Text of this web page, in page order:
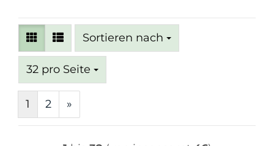
Sortieren nach
Sortieren nach
32 pro Seite
pro Seite
1 2 »